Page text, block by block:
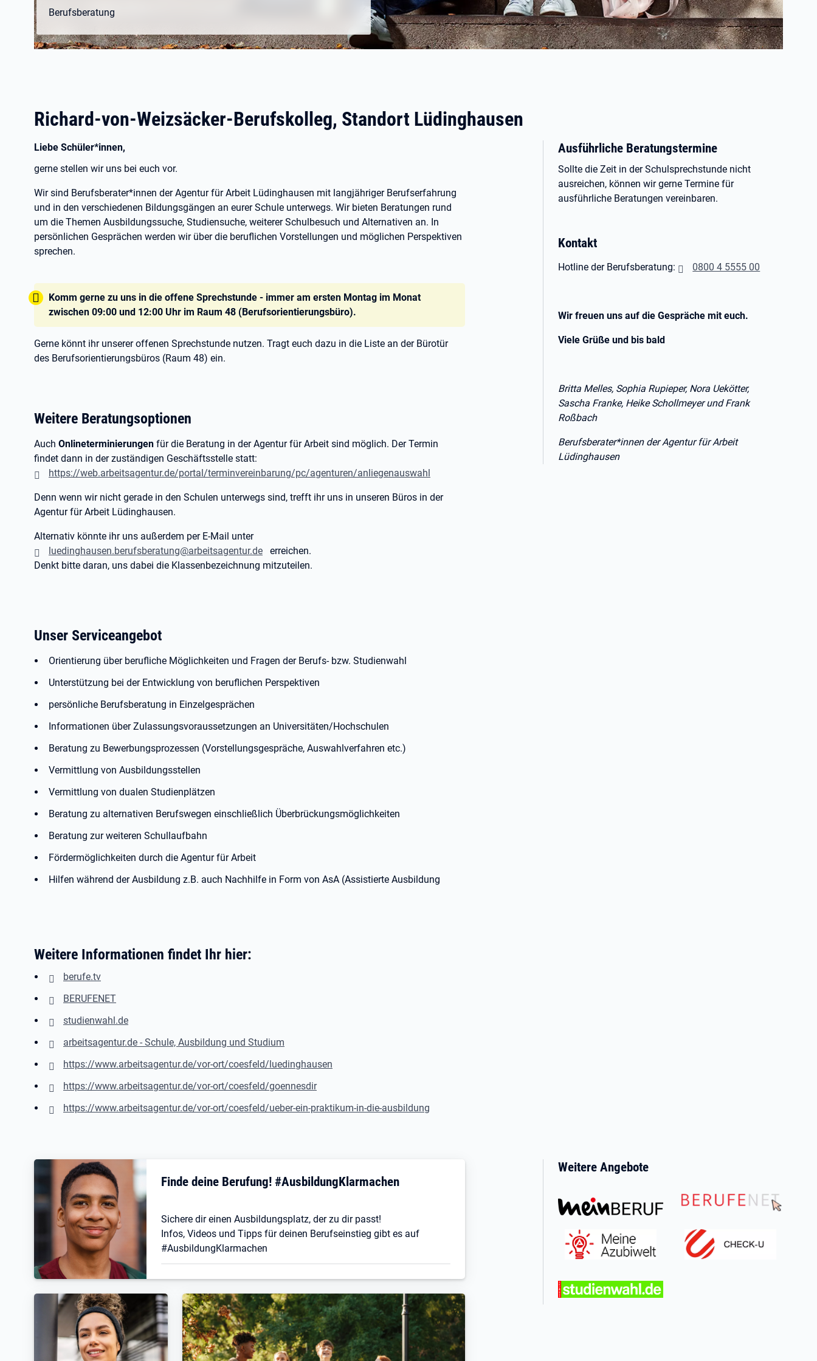
Berufsberatung
Richard-von-Weizsäcker-Berufskolleg, Standort Lüdinghausen
Liebe Schüler*innen,
gerne stellen wir uns bei euch vor.
Wir sind Berufsberater*innen der Agentur für Arbeit Lüdinghausen mit langjähriger Berufserfahrung
und in den verschiedenen Bildungsgängen an eurer Schule unterwegs. Wir bieten Beratungen rund
um die Themen Ausbildungssuche, Studiensuche, weiterer Schulbesuch und Alternativen an. In
persönlichen Gesprächen werden wir über die beruflichen Vorstellungen und möglichen Perspektiven
sprechen.
Tipp:
Komm gerne zu uns in die offene Sprechstunde - immer am ersten Montag im Monat
zwischen 09:00 und 12:00 Uhr im Raum 48 (Berufsorientierungsbüro).
Gerne könnt ihr unserer offenen Sprechstunde nutzen. Tragt euch dazu in die Liste an der Bürotür
des Berufsorientierungsbüros (Raum 48) ein.
Weitere Beratungsoptionen
Auch Onlineterminierungen für die Beratung in der Agentur für Arbeit sind möglich. Der Termin
findet dann in der zuständigen Geschäftsstelle statt:
https://web.arbeitsagentur.de/portal/terminvereinbarung/pc/agenturen/anliegenauswahl
Denn wenn wir nicht gerade in den Schulen unterwegs sind, trefft ihr uns in unseren Büros in der
Agentur für Arbeit Lüdinghausen.
Alternativ könnte ihr uns außerdem per E-Mail unter
luedinghausen.berufsberatung@arbeitsagentur.de erreichen.
Denkt bitte daran, uns dabei die Klassenbezeichnung mitzuteilen.
Unser Serviceangebot
Orientierung über berufliche Möglichkeiten und Fragen der Berufs- bzw. Studienwahl
Unterstützung bei der Entwicklung von beruflichen Perspektiven
persönliche Berufsberatung in Einzelgesprächen
Informationen über Zulassungsvoraussetzungen an Universitäten/Hochschulen
Beratung zu Bewerbungsprozessen (Vorstellungsgespräche, Auswahlverfahren etc.)
Vermittlung von Ausbildungsstellen
Vermittlung von dualen Studienplätzen
Beratung zu alternativen Berufswegen einschließlich Überbrückungsmöglichkeiten
Beratung zur weiteren Schullaufbahn
Fördermöglichkeiten durch die Agentur für Arbeit
Hilfen während der Ausbildung z.B. auch Nachhilfe in Form von AsA (Assistierte Ausbildung
Weitere Informationen findet Ihr hier:
berufe.tv
BERUFENET
studienwahl.de
arbeitsagentur.de - Schule, Ausbildung und Studium
https://www.arbeitsagentur.de/vor-ort/coesfeld/luedinghausen
https://www.arbeitsagentur.de/vor-ort/coesfeld/goennesdir
https://www.arbeitsagentur.de/vor-ort/coesfeld/ueber-ein-praktikum-in-die-ausbildung
Ausführliche Beratungstermine
Sollte die Zeit in der Schulsprechstunde nicht
ausreichen, können wir gerne Termine für
ausführliche Beratungen vereinbaren.
Kontakt
Hotline der Berufsberatung: 0800 4 5555 00
Wir freuen uns auf die Gespräche mit euch.
Viele Grüße und bis bald
Britta Melles, Sophia Rupieper, Nora Uekötter,
Sascha Franke, Heike Schollmeyer und Frank
Roßbach
Berufsberater*innen der Agentur für Arbeit
Lüdinghausen
Finde deine Berufung! #AusbildungKlarmachen
Sichere dir einen Ausbildungsplatz, der zu dir passt!
Infos, Videos und Tipps für deinen Berufseinstieg gibt es auf
#AusbildungKlarmachen
Weitere Angebote